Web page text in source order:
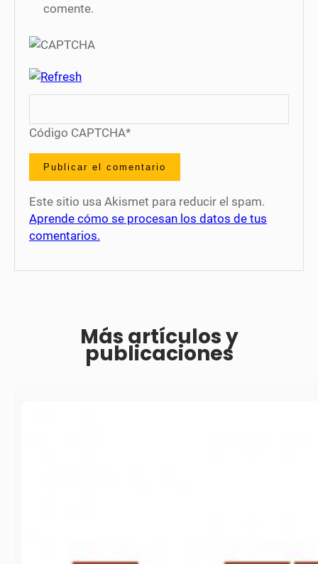
comente.
Código CAPTCHA*
Este sitio usa Akismet para reducir el spam.
Aprende cómo se procesan los datos de tus
comentarios.
Más artículos y
publicaciones